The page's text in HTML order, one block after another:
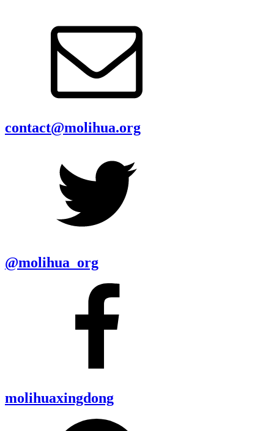
contact@molihua.org
@molihua_org
molihuaxingdong